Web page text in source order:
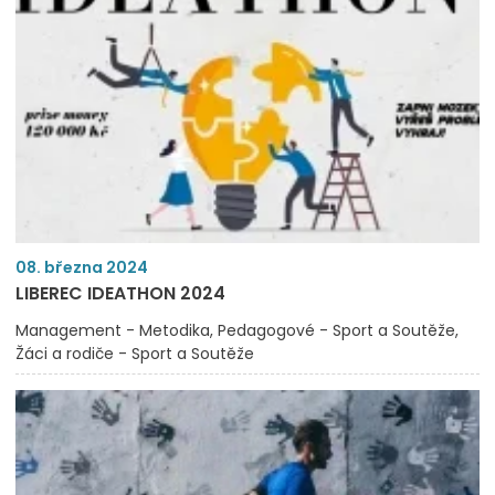
08. března 2024
LIBEREC IDEATHON 2024
Management - Metodika Pedagogové - Sport a Soutěže
Žáci a rodiče - Sport a Soutěže